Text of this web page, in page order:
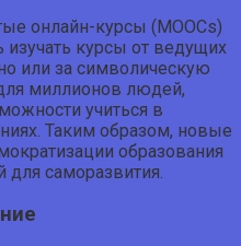
онлайн-курсы (MOOCs)
курсы от ведущих
или за символическую
миллионов людей,
учиться в
Таким образом, новые
образования
саморазвития.